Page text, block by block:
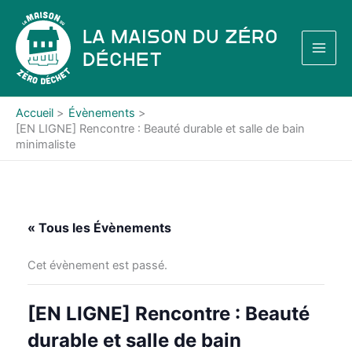
contenu
La Maison du Zéro
Déchet
Accueil
Évènements
[EN LIGNE] Rencontre : Beauté durable et salle de bain
minimaliste
« Tous les Évènements
Cet évènement est passé.
[EN LIGNE] Rencontre : Beauté
durable et salle de bain